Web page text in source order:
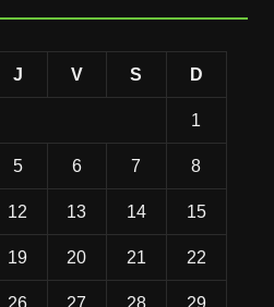
J V S D
1
5 6 7 8
12 13 14 15
19 20 21 22
26 27 28 29